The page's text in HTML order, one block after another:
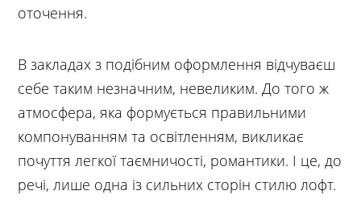
оточення.
В закладах з подібним оформлення відчуваєш
себе таким незначним, невеликим. До того ж
атмосфера, яка формується правильними
компонуванням та освітленням, викликає
почуття легкої таємничості, романтики. І це, до
речі, лише одна із сильних сторін стилю лофт.